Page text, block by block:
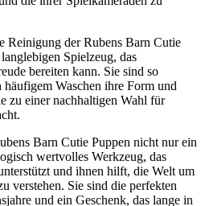
Reinigung der Rubens Barn Cutie
Spielzeug, das
bereiten kann. Sie sind so
häufigem Waschen ihre Form und
zu einer nachhaltigen Wahl für
Barn Cutie Puppen nicht nur ein
wertvolles Werkzeug, das
und ihnen hilft, die Welt um
verstehen. Sie sind die perfekten
und ein Geschenk, das lange in